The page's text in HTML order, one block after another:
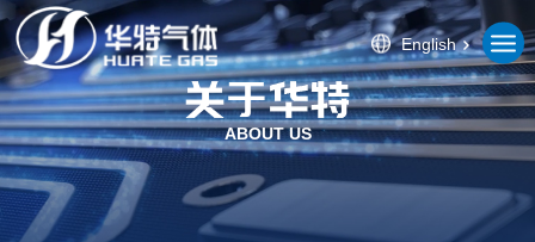
English
ABOUT US